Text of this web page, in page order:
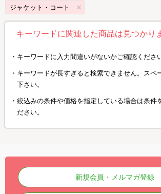
ジャケット・コート
キーワードに関連した商品は見つかり
キーワードに入力間違いがないかご確認ください
キーワードが長すぎると検索できません。スペ
下さい。
絞込みの条件や価格を指定している場合は条件
ださい。
新規会員・メルマガ登録